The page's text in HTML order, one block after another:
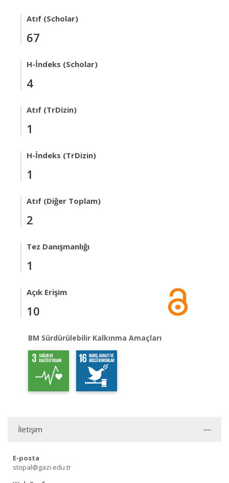
Atıf (Scholar)
67
H-İndeks (Scholar)
4
Atıf (TrDizin)
1
H-İndeks (TrDizin)
1
Atıf (Diğer Toplam)
2
Tez Danışmanlığı
1
Açık Erişim
10
BM Sürdürülebilir Kalkınma Amaçları
İletişim
E-posta
stopal@gazi.edu.tr